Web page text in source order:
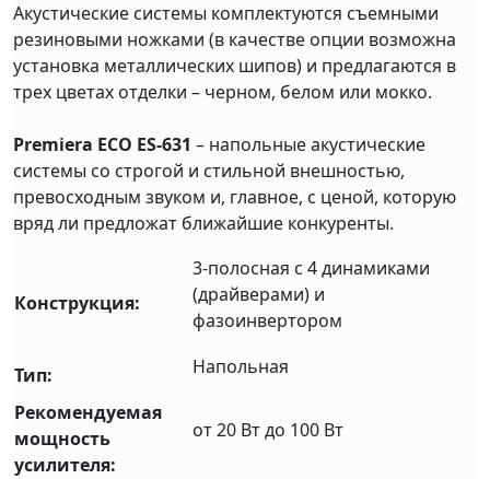
Акустические системы комплектуются съемными
резиновыми ножками (в качестве опции возможна
установка металлических шипов) и предлагаются в
трех цветах отделки – черном, белом или мокко.
Premiera ECO ES-631 – напольные акустические
системы со строгой и стильной внешностью,
превосходным звуком и, главное, с ценой, которую
вряд ли предложат ближайшие конкуренты.
Конструкция:
3-полосная с 4 динамиками
(драйверами) и
фазоинвертором
Тип:
Напольная
Рекомендуемая
мощность
усилителя:
от 20 Вт до 100 Вт